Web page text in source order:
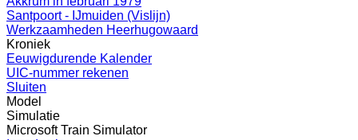
Santpoort - IJmuiden (Vislijn)
Werkzaamheden Heerhugowaard
Kroniek
Eeuwigdurende Kalender
UIC-nummer rekenen
Sluiten
Model
Simulatie
Microsoft Train Simulator